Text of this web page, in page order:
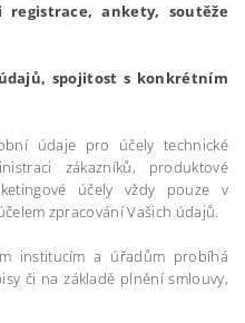
ankety, soutěže
spojitost s konkrétním
údaje pro účely technické
zákazníků, produktové
účely vždy pouze v
zpracování Vašich údajů.
institucím a úřadům probíhá
či na základě plnění smlouvy,